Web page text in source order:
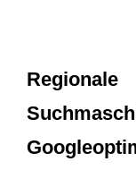
Regionale